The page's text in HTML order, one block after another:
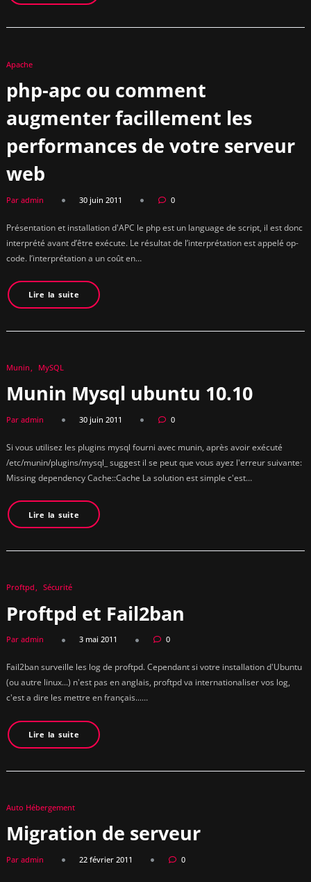
Apache
php-apc ou comment
augmenter facillement les
performances de votre serveur
web
Par admin 30 juin 2011 0
Présentation et installation d'APC le php est un language de script, il est donc
interprété avant d’être exécute. Le résultat de l’interprétation est appelé op-
code. l’interprétation a un coût en…
Lire la suite
Munin MySQL
Munin Mysql ubuntu 10.10
Par admin 30 juin 2011 0
Si vous utilisez les plugins mysql fourni avec munin, après avoir exécuté
/etc/munin/plugins/mysql_ suggest il se peut que vous ayez l'erreur suivante:
Missing dependency Cache::Cache La solution est simple c'est…
Lire la suite
Proftpd Sécurité
Proftpd et Fail2ban
Par admin 3 mai 2011 0
Fail2ban surveille les log de proftpd. Cependant si votre installation d'Ubuntu
(ou autre linux...) n'est pas en anglais, proftpd va internationaliser vos log,
c'est a dire les mettre en français...…
Lire la suite
Auto Hébergement
Migration de serveur
Par admin 22 février 2011 0